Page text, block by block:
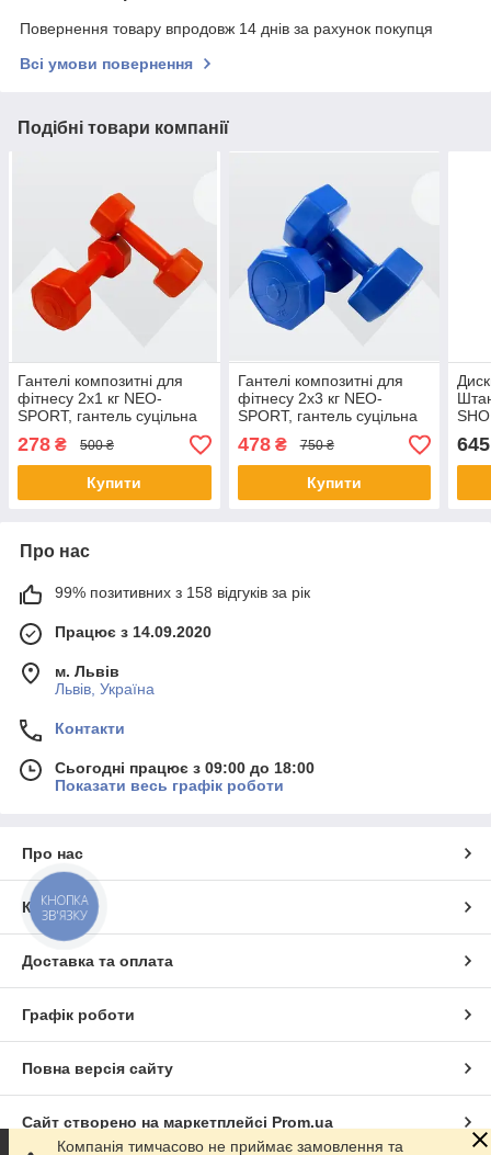
Повернення товару впродовж 14 днів за рахунок покупця
Всі умови повернення
Подібні товари компанії
Гантелі композитні для
фітнесу 2х1 кг NEO-
SPORT, гантель суцільна
нерозбірна (жовтогаряча)
Shopik
278 ₴ 500 ₴
Купити
Гантелі композитні для
фітнесу 2х3 кг NEO-
SPORT, гантель суцільна
нерозбірна (синя) Shopik
478₴ 750 ₴
Купити
645
Про нас
99% позитивних з 158 відгуків за рік
Працює з 14.09.2020
м. Львів
Львів, Україна
Контакти
Сьогодні працює з 09:00 до 18:00
Показати весь графік роботи
Про нас
Контакти
Доставка та оплата
Графік роботи
Повна версія сайту
Сайт створено на маркетплейсі Prom.ua
Компанія тимчасово не приймає замовлення та
КНОПКА
ЗВ'ЯЗКУ